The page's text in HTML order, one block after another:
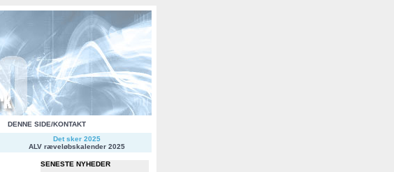
DENNE SIDE/KONTAKT
Det sker 2025
ALV ræveløbskalender 2025
SENESTE NYHEDER